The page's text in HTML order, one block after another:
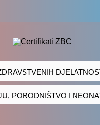
PORODNIŠTVO I